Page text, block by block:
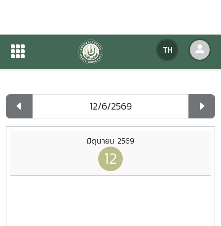
TH
ปฏิทินกิจกรรมของหน่วยงาน
ปฏิทินกิจกรรมของหน่วยงาน
มิถุนายน 2569
12